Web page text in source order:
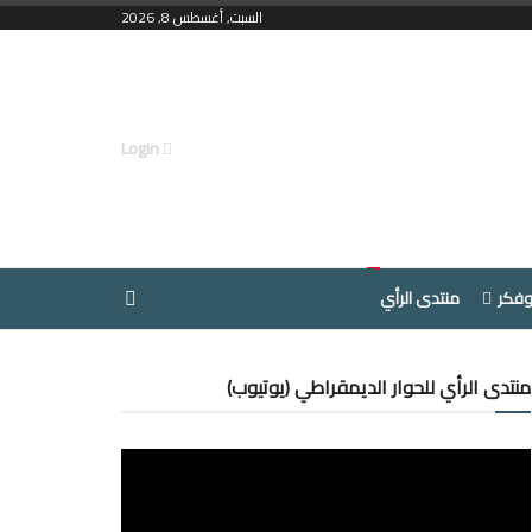
السبت, أغسطس 8, 2026
منتدى الرأي
منتدى الرأي للحوار الديمقراطي (يوتيوب)